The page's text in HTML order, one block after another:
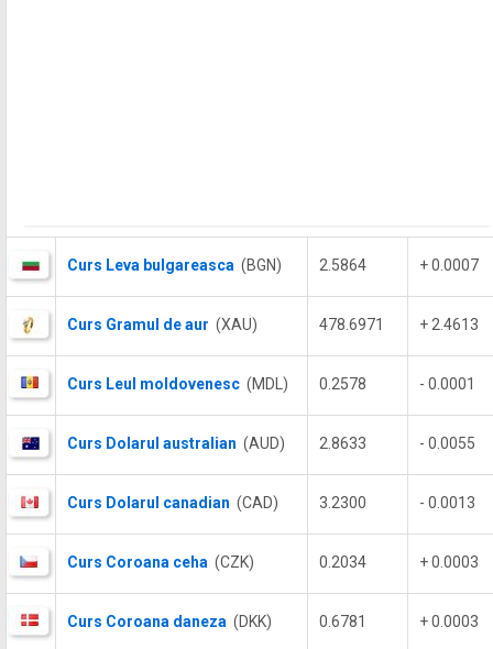
Curs Leva bulgareasca (BGN) 2.5864 + 0.0007
Curs Gramul de aur (XAU) 478.6971 + 2.4613
Curs Leul moldovenesc (MDL) 0.2578 - 0.0001
Curs Dolarul australian (AUD) 2.8633 - 0.0055
Curs Dolarul canadian (CAD) 3.2300 - 0.0013
Curs Coroana ceha (CZK) 0.2034 + 0.0003
Curs Coroana daneza (DKK) 0.6781 + 0.0003